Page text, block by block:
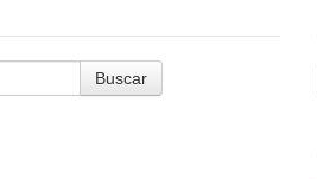
Buscar